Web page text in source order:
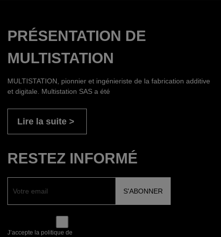
PRÉSENTATION DE
MULTISTATION
MULTISTATION, pionnier et ingénieriste de la fabrication additive
et digitale. Multistation SAS a été
Lire la suite
RESTEZ INFORMÉ
J’accepte la politique de